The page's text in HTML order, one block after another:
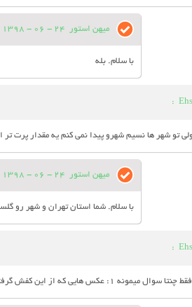
میهن استور 24 - 06 - 1398
با سلام. بله
:
تو شهر ها نسیم شهرو پیدا نمی کنم یه مقدار پرت
میهن استور 24 - 06 - 1398
با سلام. شما استان تهران و شهر رو
:
جنس اصل و جنس ارسالی فیک ؟!! 2: اگه اندازمون نشد امکان تعویض کفش هست؟!